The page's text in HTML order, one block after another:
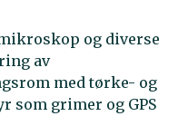
og diverse
av
med tørke- og
som grimer og GPS